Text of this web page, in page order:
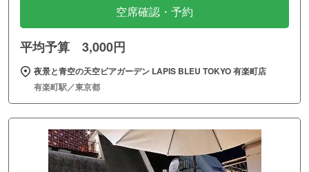
空席確認・予約
平均予算 3,000円
夜景と青空の天空ビアガーデン LAPIS BLEU TOKYO 有楽町店
有楽町駅／東京都